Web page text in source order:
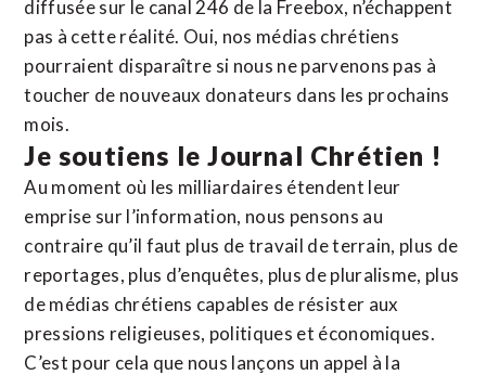
diffusée sur le canal 246 de la Freebox, n’échappent
pas à cette réalité. Oui, nos médias chrétiens
pourraient disparaître si nous ne parvenons pas à
toucher de nouveaux donateurs dans les prochains
mois.
Je soutiens le Journal Chrétien !
Au moment où les milliardaires étendent leur
emprise sur l’information, nous pensons au
contraire qu’il faut plus de travail de terrain, plus de
reportages, plus d’enquêtes, plus de pluralisme, plus
de médias chrétiens capables de résister aux
pressions religieuses, politiques et économiques.
C’est pour cela que nous lançons un appel à la